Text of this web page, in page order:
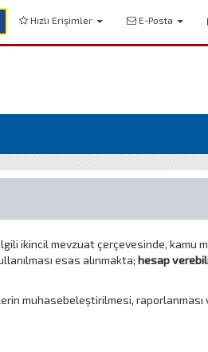
Hızlı Erişimler E-Posta
ikincil mevzuat çerçevesinde, kamu
esas alınmakta; hesap
muhasebeleştirilmesi,